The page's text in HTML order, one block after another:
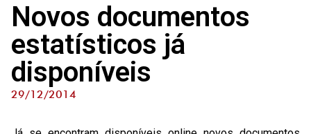
Novos documentos
estatísticos já
disponíveis
29/12/2014